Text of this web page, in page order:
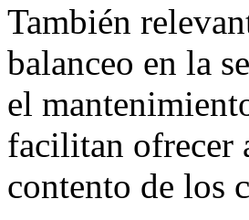
También
balanceo en la
el
facilitan ofrecer
contento de los